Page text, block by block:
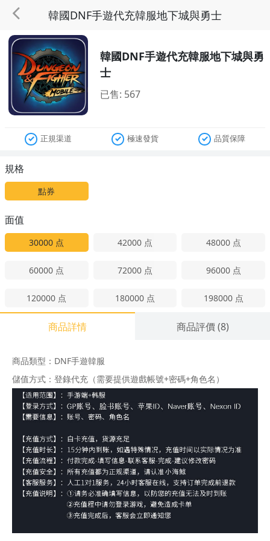
韓國DNF手遊代充韓服地下城與勇士
韓國DNF手遊代充韓服地下城與勇
士
已售: 567
正規渠道 極速發貨 品質保障
規格
點券
面值
30000 点 42000 点 48000 点
60000 点 72000 点 96000 点
120000 点 180000 点 198000 点
商品詳情 商品評價(8)
商品類型：DNF手遊韓服
儲值方式：登錄代充（需要提供遊戲帳號+密碼+角色名）